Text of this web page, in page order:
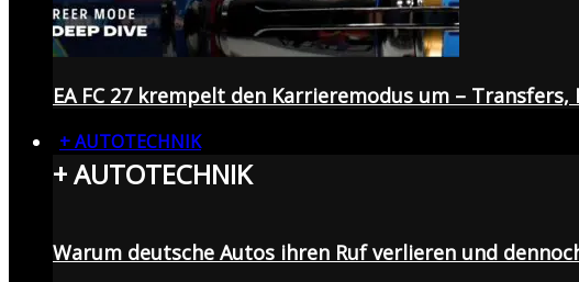
EA FC 27 krempelt den Karrieremodus um –
+ AUTOTECHNIK
+ AUTOTECHNIK
Warum deutsche Autos ihren Ruf verlieren und